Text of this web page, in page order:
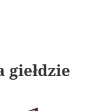
giełdzie